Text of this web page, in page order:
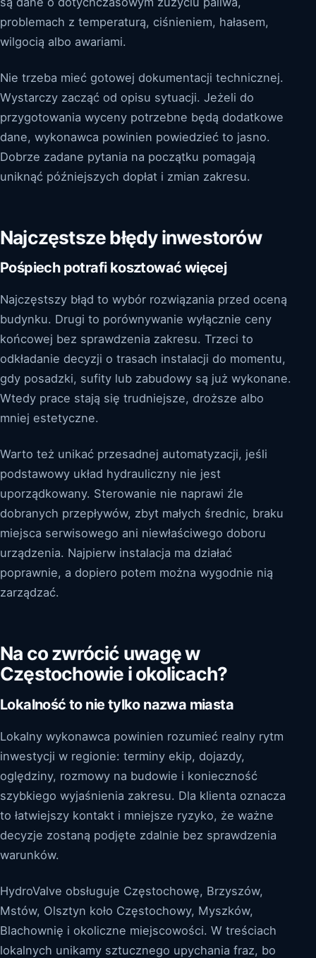
problemach z temperaturą, ciśnieniem, hałasem,
wilgocią albo awariami.
Nie trzeba mieć gotowej dokumentacji technicznej.
Wystarczy zacząć od opisu sytuacji. Jeżeli do
przygotowania wyceny potrzebne będą dodatkowe
dane, wykonawca powinien powiedzieć to jasno.
Dobrze zadane pytania na początku pomagają
uniknąć późniejszych dopłat i zmian zakresu.
Najczęstsze błędy inwestorów
Pośpiech potrafi kosztować więcej
Najczęstszy błąd to wybór rozwiązania przed oceną
budynku. Drugi to porównywanie wyłącznie ceny
końcowej bez sprawdzenia zakresu. Trzeci to
odkładanie decyzji o trasach instalacji do momentu,
gdy posadzki, sufity lub zabudowy są już wykonane.
Wtedy prace stają się trudniejsze, droższe albo
mniej estetyczne.
Warto też unikać przesadnej automatyzacji, jeśli
podstawowy układ hydrauliczny nie jest
uporządkowany. Sterowanie nie naprawi źle
dobranych przepływów, zbyt małych średnic, braku
miejsca serwisowego ani niewłaściwego doboru
urządzenia. Najpierw instalacja ma działać
poprawnie, a dopiero potem można wygodnie nią
zarządzać.
Na co zwrócić uwagę w
Częstochowie i okolicach?
Lokalność to nie tylko nazwa miasta
Lokalny wykonawca powinien rozumieć realny rytm
inwestycji w regionie: terminy ekip, dojazdy,
oględziny, rozmowy na budowie i konieczność
szybkiego wyjaśnienia zakresu. Dla klienta oznacza
to łatwiejszy kontakt i mniejsze ryzyko, że ważne
decyzje zostaną podjęte zdalnie bez sprawdzenia
warunków.
HydroValve obsługuje Częstochowę, Brzyszów,
Mstów, Olsztyn koło Częstochowy, Myszków,
Blachownię i okoliczne miejscowości. W treściach
lokalnych unikamy sztucznego upychania fraz, bo